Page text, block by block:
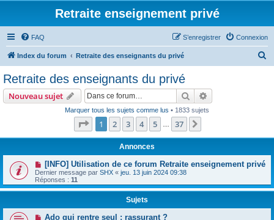
Retraite enseignement privé
FAQ Connexion
S’enregistrer
Index du forum Retraite des enseignants du privé
h
r
Retraite des enseignants du privé
Nouveau sujet Rechercher
Marquer tous les sujets comme lus • 1833 sujets
Page 1sur37
1 2 3 4 5 37
Annonces
[INFO] Utilisation de ce forum Retraite enseignement privé
Dernier message par SHX « jeu. 13 juin 2024 09:38
Réponses : 11
Sujets
Ado qui rentre seul : rassurant ?